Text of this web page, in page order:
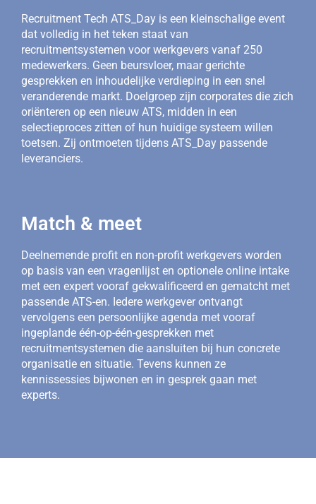
Recruitment Tech ATS_Day is een kleinschalige event
dat volledig in het teken staat van
recruitmentsystemen voor werkgevers vanaf 250
medewerkers. Geen beursvloer, maar gerichte
gesprekken en inhoudelijke verdieping in een snel
veranderende markt. Doelgroep zijn corporates die zich
oriënteren op een nieuw ATS, midden in een
selectieproces zitten of hun huidige systeem willen
toetsen. Zij ontmoeten tijdens ATS_Day passende
leveranciers.
Match & meet
Deelnemende profit en non-profit werkgevers worden
op basis van een vragenlijst en optionele online intake
met een expert vooraf gekwalificeerd en gematcht met
passende ATS-en. Iedere werkgever ontvangt
vervolgens een persoonlijke agenda met vooraf
ingeplande één-op-één-gesprekken met
recruitmentsystemen die aansluiten bij hun concrete
organisatie en situatie. Tevens kunnen ze
kennissessies bijwonen en in gesprek gaan met
experts.